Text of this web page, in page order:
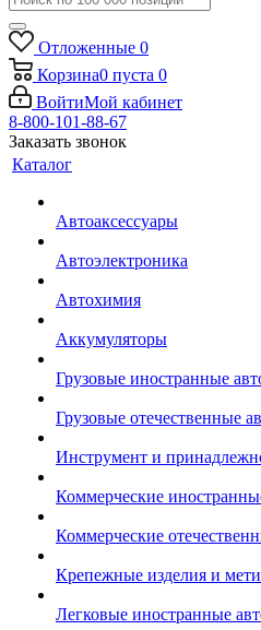
Отложенные 0
Корзина0 пуста 0
ВойтиМой кабинет
8-800-101-88-67
Заказать звонок
Каталог
Автоаксессуары
Автоэлектроника
Автохимия
Аккумуляторы
Грузовые иностранные
Грузовые отечественные
Инструмент и
Коммерческие
Коммерческие
Крепежные изделия и
Легковые иностранные